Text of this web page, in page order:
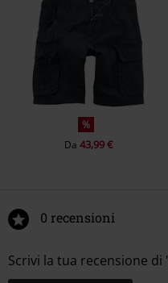
%
Da 43,99 €
0 recensioni
Scrivi la tua recensione